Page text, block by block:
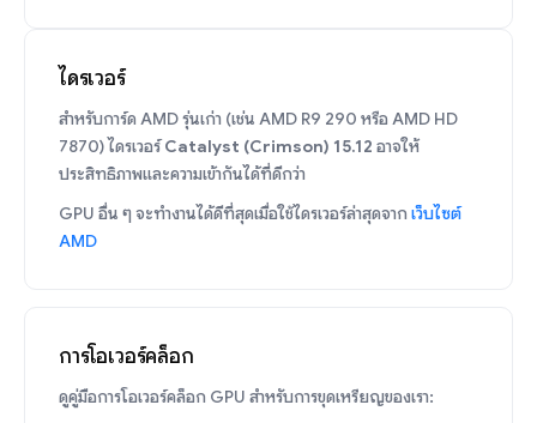
ไดรเวอร์
สำหรับการ์ด AMD รุ่นเก่า (เช่น AMD R9 290 หรือ AMD HD
7870) ไดรเวอร์Catalyst (Crimson) 15.12 อาจให้
ประสิทธิภาพและความเข้ากันได้ที่ดีกว่า
GPU อื่น ๆ จะทำงานได้ดีที่สุดเมื่อใช้ไดรเวอร์ล่าสุดจาก เว็บไซต์
AMD
การโอเวอร์คล็อก
ดูคู่มือการโอเวอร์คล็อก GPU สำหรับการขุดเหรียญของเรา: